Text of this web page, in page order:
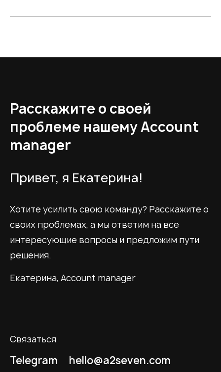
Расскажите о своей
проблеме нашемуAccount
manager
Привет, я Екатерина!
Хотите усилить свою команду? Расскажите о
своих проблемах, а мы ответим на все
интересующие вопросы и предложим пути
решения.
Екатерина, Account manager
Связаться
Telegram hello@a2seven.com